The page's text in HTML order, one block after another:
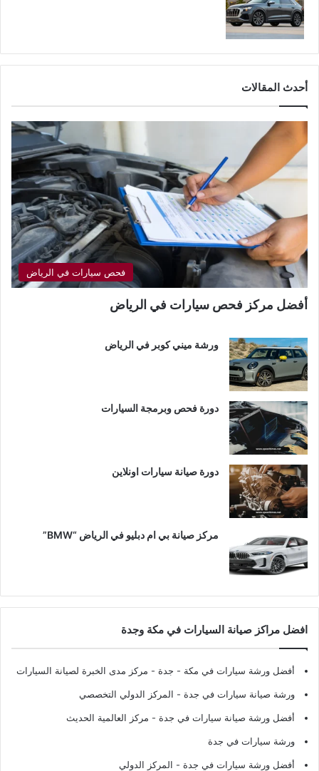
أحدث المقالات
فحص سيارات في الرياض
أفضل مركز فحص سيارات في الرياض
ورشة ميني كوبر في الرياض
دورة فحص وبرمجة السيارات
دورة صيانة سيارات اونلاين
مركز صيانة بي ام دبليو في الرياض “BMW”
افضل مراكز صيانة السيارات في مكة وجدة
أفضل ورشة سيارات في مكة - جدة - مركز مدى الخبرة لصيانة السيارات
ورشة صيانة سيارات في جدة - المركز الدولي التخصصي
أفضل ورشة صيانة سيارات في جدة - مركز العالمية الحديث
ورشة سيارات في جدة
أفضل ورشة سيارات في جدة - المركز الدولي